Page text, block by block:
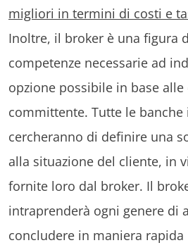
migliori in termini di costi e
Inoltre, il broker è una figura
competenze necessarie ad
opzione possibile in base alle
committente. Tutte le
cercheranno di definire una
alla situazione del cliente, in
fornite loro dal broker. Il
intraprenderà ogni genere di
concludere in maniera